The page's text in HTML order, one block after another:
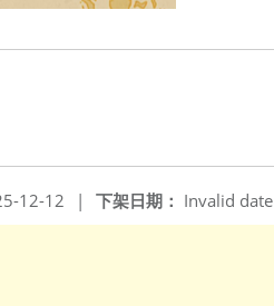
下架日期： Invalid date
12-12 |